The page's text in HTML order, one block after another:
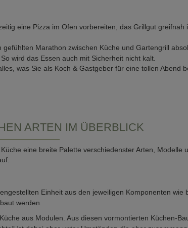
eine Pizza im Ofen vorbereiten, das Grillgut
Marathon zwischen Küche und Gartengrill
wird das Essen auch mit Sicherheit nicht kalt.
was Sie als Koch & Gastgeber für eine tollen Abend
ARTEN IM ÜBERBLICK
eine breite Palette verschiedenster Arten, Modelle
Einheit aus den jeweiligen Komponenten wie
werden.
aus Modulen. Aus diesen vormontierten Küchen-